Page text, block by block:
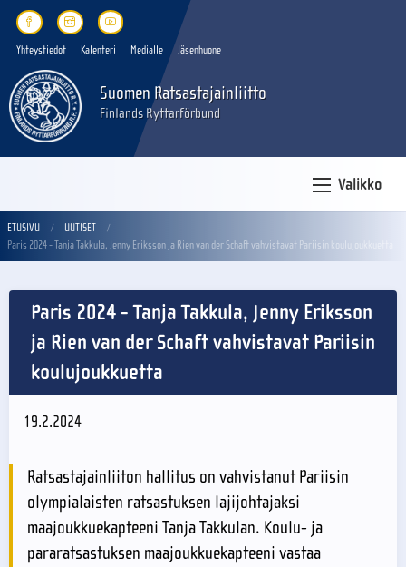
Yhteystiedot Kalenteri Medialle Jäsenhuone
Suomen Ratsastajainliitto
Finlands Ryttarförbund
Valikko
ETUSIVU
UUTISET
Paris 2024 - Tanja Takkula, Jenny Eriksson ja Rien van der Schaft vahvistavat Pariisin koulujoukkuetta
Paris 2024 - Tanja Takkula, Jenny Eriksson
ja Rien van der Schaft vahvistavat Pariisin
koulujoukkuetta
19.2.2024
Ratsastajainliiton hallitus on vahvistanut Pariisin
olympialaisten ratsastuksen lajijohtajaksi
maajoukkuekapteeni Tanja Takkulan. Koulu- ja
pararatsastuksen maajoukkuekapteeni vastaa